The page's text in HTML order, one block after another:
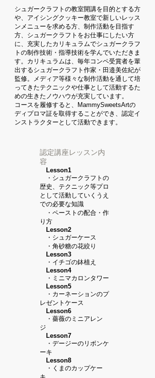
シュガークラフトの教室開講を目的とする方
や、アイシングクッキー教室で新しいレッス
ンメニューを求める方、制作活動を目指す
方、シュガークラフトをお仕事にしたい方
に、充実したカリキュラムでシュガークラフ
トの制作技術・指導技術を学んでいただきま
す。カリキュラムは、毎年コンペ受賞者を輩
出するシュガークラフト作家・田邉美佐紀が
監修。メディア等様々な制作活動を通して培
ってきたテクニックや仕事として活動するた
めの生きたノウハウが充実しています。
コースを履修すると、MammySweetsArtの
ディプロマ証を取得することができ、認定イ
ンストラクターとして活動できます。
認定講座レッスン内
容
Lesson1
・シュガークラフトの
歴史、テクニック等プロ
として活動していくうえ
での必要な知識
・ペーストの配合・作
り方
Lesson2
・シュガーケース
・角砂糖の花絞り
Lesson3
・イチゴの鉢植え
Lesson4
・ミニマカロンタワー
Lesson5
・カーネーションのプ
レゼントケース
Lesson6
・薔薇のミニアレン
ジ
Lesson7
・デージーのリボンケ
ーキ
Lesson8
・くまのカップケー